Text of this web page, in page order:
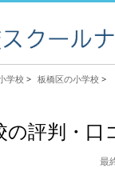
学校 > 板橋区の小学校 >
評判・口
最